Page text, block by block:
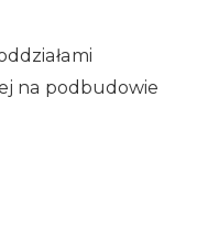
na podbudowie